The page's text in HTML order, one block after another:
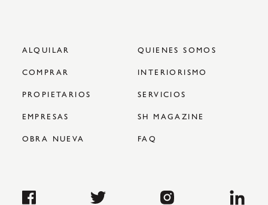
ALQUILAR
QUIENES SOMOS
COMPRAR
INTERIORISMO
PROPIETARIOS
SERVICIOS
EMPRESAS
SH MAGAZINE
OBRA NUEVA
FAQ